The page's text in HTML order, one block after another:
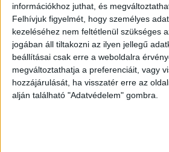
információkhoz juthat, és
Felhívjuk figyelmét, hogy személyes
kezeléséhez nem feltétlenül szükséges
jogában áll tiltakozni az ilyen jellegű
beállításai csak erre a weboldalra
megváltoztathatja a preferenciáit, vagy
hozzájárulását, ha visszatér erre az
alján található "Adatvédelem" gombra.
amely egy biztonságtechnikai
bekötve, s bár a járőr kiment a
nem érzékelt gondot. A
híreit ide kattintva éred el!